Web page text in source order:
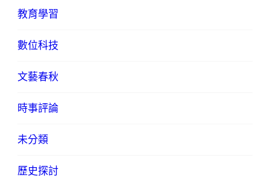
教育學習
數位科技
文藝春秋
時事評論
未分類
歷史探討